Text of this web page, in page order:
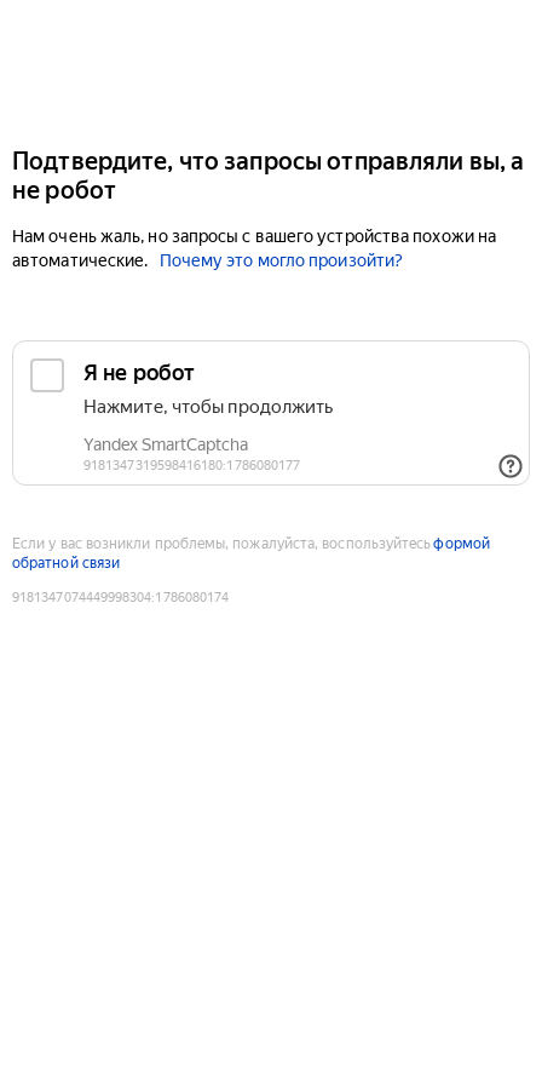
Подтвердите, что запросы отправляли вы, а
не робот
Нам очень жаль, но запросы с вашего устройства похожи на
автоматические.
Почему это могло произойти?
Если у вас возникли проблемы, пожалуйста, воспользуйтесьформой
обратной связи
9181347074449998304:1786080174